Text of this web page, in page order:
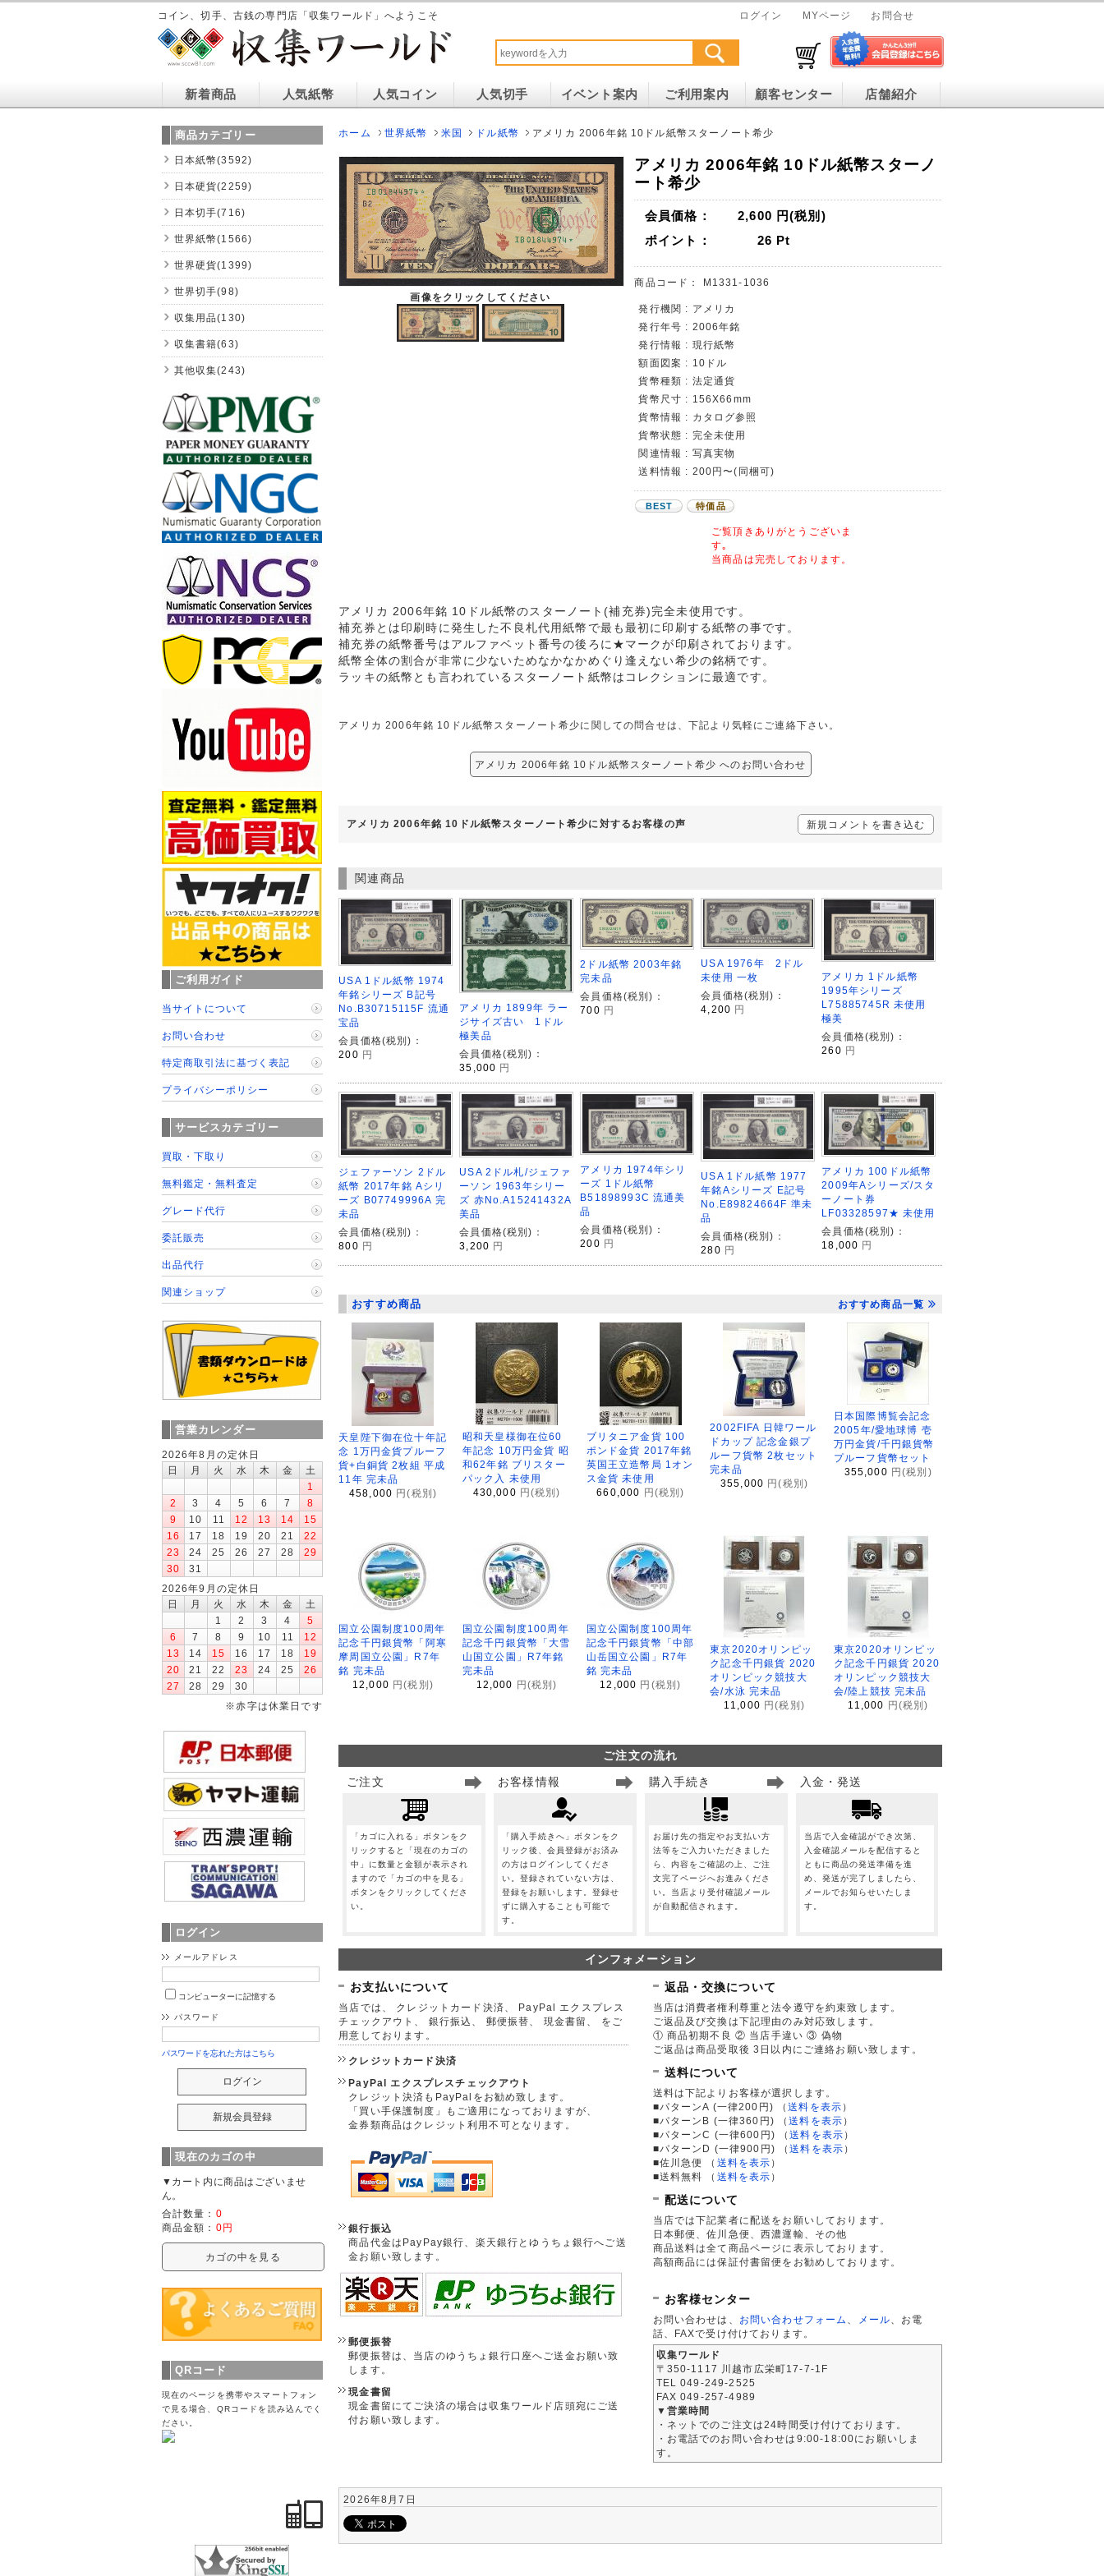
コイン、切手、古銭の専門店「収集ワールド」へようこそ ログイン MYページ お問合せ
新着商品 人気紙幣 人気コイン 人気切手 イベント案内 ご利用案内 顧客センター 店舗紹介
ホーム 世界紙幣 米国 ドル紙幣 アメリカ 2006年銘 10ドル紙幣スターノート希少
画像をクリックしてください
アメリカ 2006年銘 10ドル紙幣スターノ
ート希少
会員価格： 2,600 円(税別)
ポイント：
26 Pt
商品コード： M1331-1036
発行機関 : アメリカ
発行年号 : 2006年銘
発行情報 : 現行紙幣
額面図案 : 10ドル
貨幣種類 : 法定通貨
貨幣尺寸 : 156X66mm
貨幣情報 : カタログ参照
貨幣状態 : 完全未使用
関連情報 : 写真実物
送料情報 : 200円〜(同梱可)
BEST 特価品
ご覧頂きありがとうございま
す｡
当商品は完売しております。
アメリカ 2006年銘 10ドル紙幣のスターノート(補充券)完全未使用です。
補充券とは印刷時に発生した不良札代用紙幣で最も最初に印刷する紙幣の事です。
補充券の紙幣番号はアルファベット番号の後ろに★マークが印刷されております。
紙幣全体の割合が非常に少ないためなかなかめぐり逢えない希少の銘柄です。
ラッキの紙幣とも言われているスターノート紙幣はコレクションに最適です。
アメリカ 2006年銘 10ドル紙幣スターノート希少に関しての問合せは、下記より気軽にご連絡下さい。
アメリカ 2006年銘 10ドル紙幣スターノート希少 へのお問い合わせ
アメリカ 2006年銘 10ドル紙幣スターノート希少に対するお客様の声 新規コメントを書き込む
関連商品
USA 1ドル紙幣 1974
年銘シリーズ B記号
No.B30715115F 流通
宝品
会員価格(税別)：
200 円
アメリカ 1899年 ラー
ジサイズ古い 1ドル
極美品
会員価格(税別)：
35,000 円
2ドル紙幣 2003年銘
完未品
会員価格(税別)：
700 円
USA 1976年 2ドル
未使用 一枚
会員価格(税別)：
4,200 円
アメリカ 1ドル紙幣
1995年シリーズ
L75885745R 未使用
極美
会員価格(税別)：
260 円
ジェファーソン 2ドル
紙幣 2017年銘 Aシリ
ーズ B07749996A 完
未品
会員価格(税別)：
800 円
USA 2ドル札/ジェファ
ーソン 1963年シリー
ズ 赤No.A15241432A
美品
会員価格(税別)：
3,200 円
アメリカ 1974年シリ
ーズ 1ドル紙幣
B51898993C 流通美
品
会員価格(税別)：
200 円
USA 1ドル紙幣 1977
年銘Aシリーズ E記号
No.E89824664F 準未
品
会員価格(税別)：
280 円
アメリカ 100ドル紙幣
2009年Aシリーズ/スタ
ーノート券
LF03328597★ 未使用
会員価格(税別)：
18,000 円
おすすめ商品 おすすめ商品一覧
天皇陛下御在位十年記
念 1万円金貨プルーフ
貨+白銅貨 2枚組 平成
11年 完未品
458,000 円(税別)
昭和天皇様御在位60
年記念 10万円金貨 昭
和62年銘 ブリスター
パック入 未使用
430,000 円(税別)
ブリタニア金貨 100
ポンド金貨 2017年銘
英国王立造幣局 1オン
ス金貨 未使用
660,000
円(税別)
2002FIFA 日韓ワール
ドカップ 記念金銀プ
ルーフ貨幣 2枚セット
完未品
355,000 円(税別)
日本国際博覧会記念
2005年/愛地球博 壱
万円金貨/千円銀貨幣
プルーフ貨幣セット
355,000 円(税別)
国立公園制度100周年
記念千円銀貨幣「阿寒
摩周国立公園」R7年
銘 完未品
12,000 円(税別)
国立公園制度100周年
記念千円銀貨幣「大雪
山国立公園」R7年銘
完未品
12,000 円(税別)
国立公園制度100周年
記念千円銀貨幣「中部
山岳国立公園」R7年
銘 完未品
12,000 円(税別)
東京2020オリンピッ
ク記念千円銀貨 2020
オリンピック競技大
会/水泳 完未品
11,000 円(税別)
東京2020オリンピッ
ク記念千円銀貨 2020
オリンピック競技大
会/陸上競技 完未品
11,000 円(税別)
ご注文の流れ
ご注文
「カゴに入れる」ボタンをク
リックすると「現在のカゴの
中」に数量と金額が表示され
ますので「カゴの中を見る」
ボタンをクリックしてくださ
い。
お客様情報
「購入手続きへ」ボタンをク
リック後、会員登録がお済み
の方はログインしてくださ
い。登録されていない方は、
登録をお願いします。登録せ
ずに購入することも可能で
す。
購入手続き
お届け先の指定やお支払い方
法等をご入力いただきました
ら、内容をご確認の上、ご注
文完了ページへお進みくださ
い。当店より受付確認メール
が自動配信されます。
入金・発送
当店で入金確認ができ次第、
入金確認メールを配信すると
ともに商品の発送準備を進
め、発送が完了しましたら、
メールでお知らせいたしま
す。
インフォメーション
お支払いについて
当店では、 クレジットカード決済、 PayPal エクスプレス
チェックアウト、 銀行振込、 郵便振替、 現金書留、 をご
用意しております。
クレジットカード決済
PayPal エクスプレスチェックアウト
クレジット決済もPayPalをお勧め致します。
「買い手保護制度」もご適用になっておりますが、
金券類商品はクレジット利用不可となります。
銀行振込
商品代金はPayPay銀行、楽天銀行とゆうちょ銀行へご送
金お願い致します。
郵便振替
郵便振替は、当店のゆうちょ銀行口座へご送金お願い致
します。
現金書留
現金書留にてご決済の場合は収集ワールド店頭宛にご送
付お願い致します。
返品・交換について
当店は消費者権利尊重と法令遵守を約束致します。
ご返品及び交換は下記理由のみ対応致します。
① 商品初期不良 ② 当店手違い ③ 偽物
ご返品は商品受取後 3日以内にご連絡お願い致します。
送料について
送料は下記よりお客様が選択します。
■パターンA (一律200円)
（送料を表示 ）
■パターンB (一律360円)
（送料を表示 ）
■パターンC (一律600円)
（送料を表示 ）
■パターンD (一律900円)
（送料を表示 ）
■佐川急便
（ 送料を表示 ）
■送料無料
（ 送料を表示 ）
配送について
当店では下記業者に配送をお願いしております。
日本郵便、佐川急便、西濃運輸、その他
商品送料は全て商品ページに表示しております。
高額商品には保証付書留便をお勧めしております。
お客様センター
お問い合わせは、 お問い合わせフォーム メール 、お電
話、FAXで受け付けております。
収集ワールド
〒350-1117 川越市広栄町17-7-1F
TEL 049-249-2525
FAX 049-257-4989
▼営業時間
・ネットでのご注文は24時間受け付けております。
・お電話でのお問い合わせは9:00-18:00にお願いしま
す。
2026年8月7日
商品カテゴリー
日本紙幣(3592)
日本硬貨(2259)
日本切手(716)
世界紙幣(1566)
世界硬貨(1399)
世界切手(98)
収集用品(130)
収集書籍(63)
其他収集(243)
ご利用ガイド
当サイトについて
お問い合わせ
特定商取引法に基づく表記
プライバシーポリシー
サービスカテゴリー
買取・下取り
無料鑑定・無料査定
グレード代行
委託販売
出品代行
関連ショップ
営業カレンダー
2026年8月の定休日
日
月 火 水 木 金
土
1
2
3 4 5 6 7
8
9
10 11 12 13 14
15
16
17 18 19 20 21
22
23
24 25 26 27 28
29
30
31
2026年9月の定休日
日
月 火 水 木 金
土
1
2 3 4
5
6
7 8 9 10 11
12
13
14 15 16 17 18
19
20
21 22 23 24 25
26
27
28 29
30
※赤字は休業日です
ログイン
メールアドレス
コンピューターに記憶する
パスワード
パスワードを忘れた方はこちら
現在のカゴの中
▼カート内に商品はございませ
ん。
合計数量： 0
商品金額： 0円
カゴの中を見る
QRコード
現在のページを携帯やスマートフォン
で見る場合、QRコードを読み込んでく
ださい。